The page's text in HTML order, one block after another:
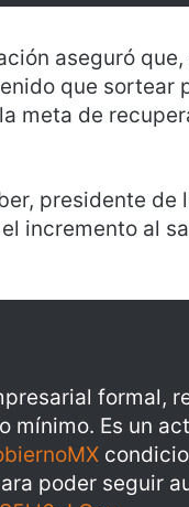
aseguró
que sortear
meta de
presidente de
incremento al
formal,
mínimo. Es un
poder seguir